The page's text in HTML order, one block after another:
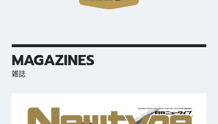
MAGAZINES
雑誌